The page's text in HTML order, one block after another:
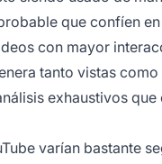
que confíen
con mayor
tanto vistas
exhaustivos
varían bastante